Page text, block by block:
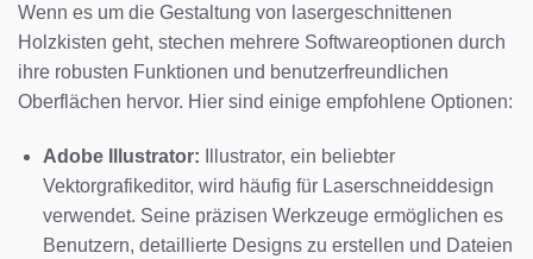
Wenn es um die Gestaltung von lasergeschnittenen
Holzkisten geht, stechen mehrere Softwareoptionen durch
ihre robusten Funktionen und benutzerfreundlichen
Oberflächen hervor. Hier sind einige empfohlene Optionen:
Adobe Illustrator: Illustrator, ein beliebter
Vektorgrafikeditor, wird häufig für Laserschneiddesign
verwendet. Seine präzisen Werkzeuge ermöglichen es
Benutzern, detaillierte Designs zu erstellen und Dateien